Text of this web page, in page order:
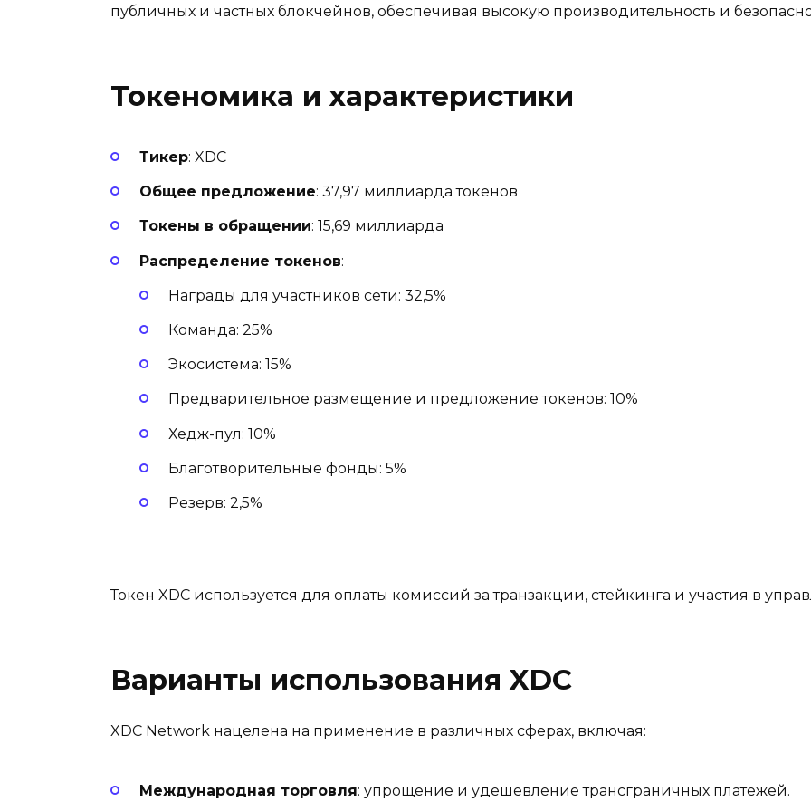
публичных и частных блокчейнов, обеспечивая высокую производительность и
Токеномика и характеристики
Тикер: XDC
Общее предложение: 37,97 миллиарда токенов
Токены в обращении: 15,69 миллиарда
Распределение токенов:
Награды для участников сети: 32,5%
Команда: 25%
Экосистема: 15%
Предварительное размещение и предложение токенов: 10%
Хедж-пул: 10%
Благотворительные фонды: 5%
Резерв: 2,5%
Токен XDC используется для оплаты комиссий за транзакции, стейкинга и участия в
Варианты использования XDC
XDC Network нацелена на применение в различных сферах, включая:
Международная торговля: упрощение и удешевление трансграничных платежей.